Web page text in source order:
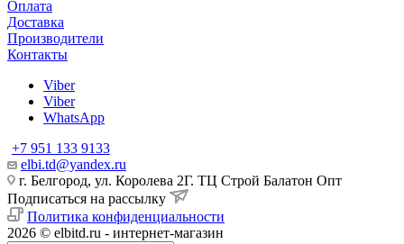
Оплата
Доставка
Производители
Контакты
Viber
Viber
WhatsApp
+7 951 133 9133
elbi.td@yandex.ru
г. Белгород, ул. Королева 2Г. ТЦ Строй Балатон Опт
Подписаться на рассылку
Политика конфиденциальности
2026 © elbitd.ru - интернет-магазин